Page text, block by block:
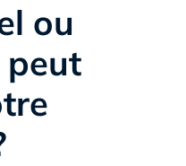
ou
peut